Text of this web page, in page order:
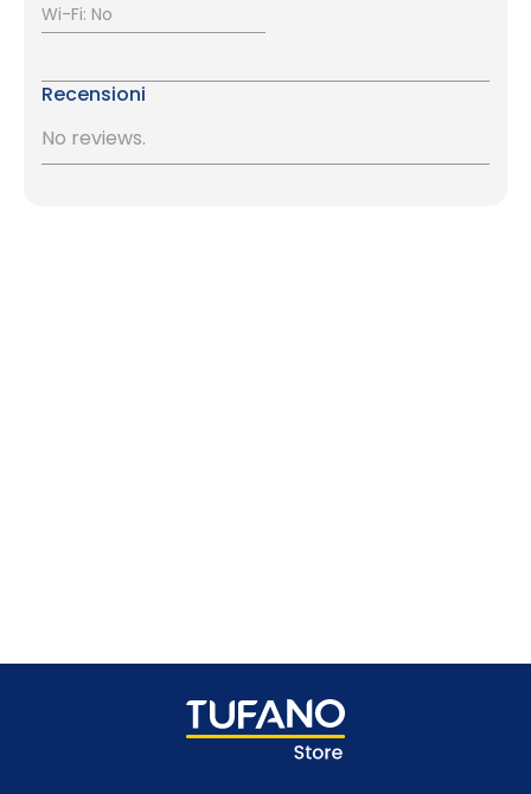
Wi-Fi: No
Recensioni
No reviews.